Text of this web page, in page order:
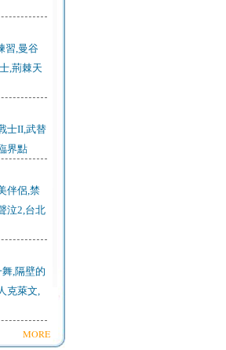
習,曼谷
,荊棘天
士II,武替
界點
伴侶,禁
泣2,台北
,隔壁的
克萊文,
MORE